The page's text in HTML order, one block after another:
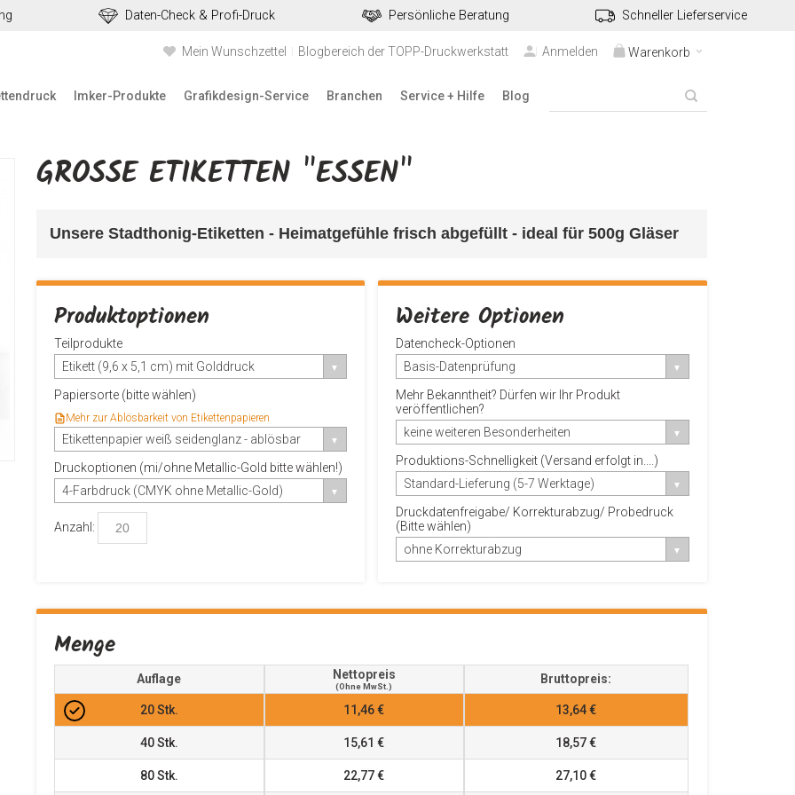
Daten-Check & Profi-Druck Persönliche Beratung Schneller Lieferservice
Warenkorb
Mein Wunschzettel Blogbereich der TOPP-Druckwerkstatt Anmelden
Imker-Produkte Grafikdesign-Service Branchen Service + Hilfe Blog
GROSSE ETIKETTEN "ESSEN"
Unsere Stadthonig-Etiketten - Heimatgefühle frisch abgefüllt - ideal für 500g Gläser
Produktoptionen
Teilprodukte
Etikett (9,6 x 5,1 cm) mit Golddruck
Papiersorte (bitte wählen)
Mehr zur Ablösbarkeit von Etikettenpapieren
Etikettenpapier weiß seidenglanz - ablösbar
Druckoptionen (mi/ohne Metallic-Gold bitte wählen!)
4-Farbdruck (CMYK ohne Metallic-Gold)
Anzahl:
Weitere Optionen
Datencheck-Optionen
Basis-Datenprüfung
Mehr Bekanntheit? Dürfen wir Ihr Produkt
veröffentlichen?
keine weiteren Besonderheiten
Produktions-Schnelligkeit (Versand erfolgt in....)
Standard-Lieferung (5-7 Werktage)
Druckdatenfreigabe/ Korrekturabzug/ Probedruck
(Bitte wählen)
ohne Korrekturabzug
Menge
Auflage Nettopreis
(ohne MwSt.)
Bruttopreis:
20Stk. 11,46 € 13,64 €
40Stk. 15,61 € 18,57 €
80Stk. 22,77 € 27,10 €